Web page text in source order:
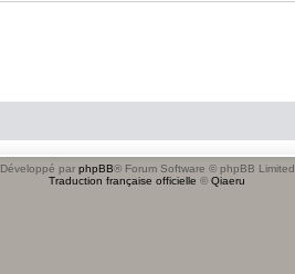
Développé par phpBB® Forum Software © phpBB Limited
Traduction française officielle © Qiaeru